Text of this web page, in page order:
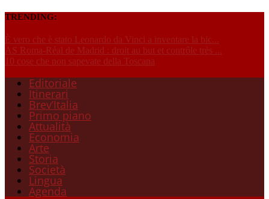
TRENDING:
È vero che è stato Leonardo da Vinci a inventare la bic...
AS Roma-Réal de Madrid : droit au but et contrôle très ...
10 cose che non sapevate della Toscana
Editoriale
Itinerari
Brev’Italia
Primo piano
Attualità
Economia
Arte
Storia
Società
Lingua
Agenda